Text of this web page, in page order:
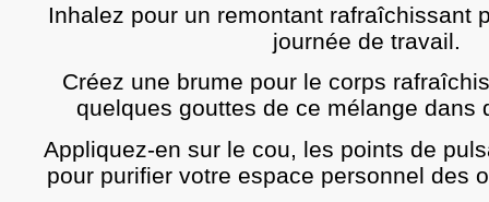
Inhalez pour un remontant rafraîchissant
journée de travail.
Créez une brume pour le corps
quelques gouttes de ce mélange dans
Appliquez-en sur le cou, les points de
pour purifier votre espace personnel des